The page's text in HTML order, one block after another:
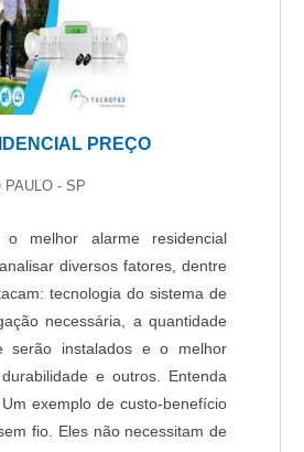
de câmeras de vigilância, é
uma empresa que tenha
com ótima qualidade e
simples, mas que
muitas formas diferentes
e autoridade em
é a melhor escolha quando
de câmera de vigilância:
área de atuação; Profissionais
qualificados; Técnicos e
regularmente; Escritório
onde são realizadas as
de ponta; Equipamentos
REFERÊNCIA DE
PREÇO
PAULO - SP
o melhor alarme residencial
diversos fatores, dentre
tecnologia do sistema de
necessária, a quantidade
serão instalados e o melhor
e outros. Entenda
exemplo de custo-benefício
fio. Eles não necessitam de